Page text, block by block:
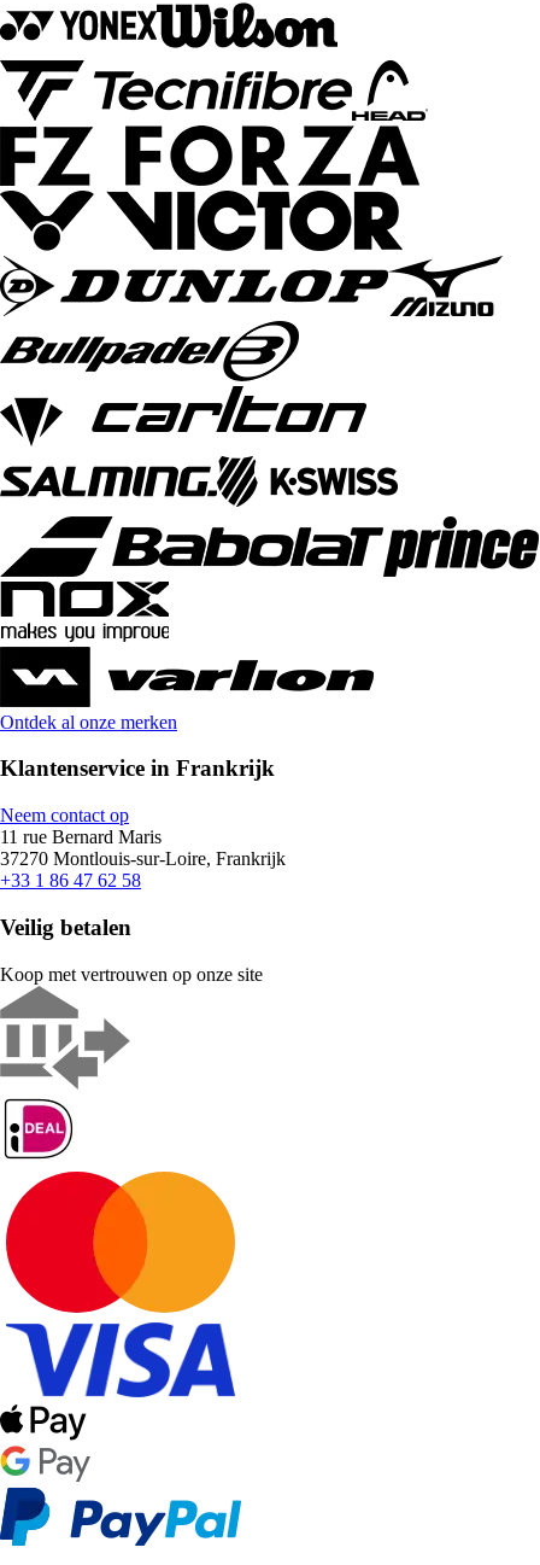
Ontdek al onze merken
Klantenservice in Frankrijk
Neem contact op
11 rue Bernard Maris
37270 Montlouis-sur-Loire, Frankrijk
+33 1 86 47 62 58
Veilig betalen
Koop met vertrouwen op onze site